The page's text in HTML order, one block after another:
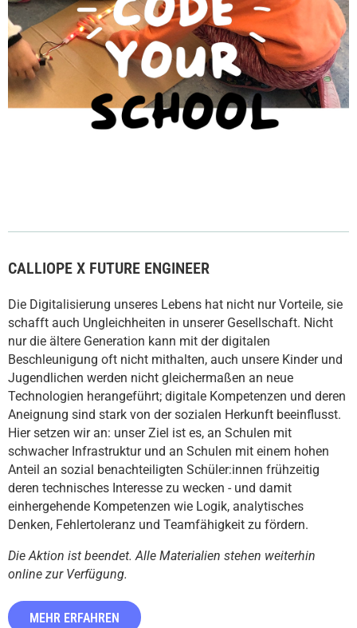
CALLIOPE X FUTURE ENGINEER
Die Digitalisierung unseres Lebens hat nicht nur Vorteile, sie
schafft auch Ungleichheiten in unserer Gesellschaft. Nicht
nur die ältere Generation kann mit der digitalen
Beschleunigung oft nicht mithalten, auch unsere Kinder und
Jugendlichen werden nicht gleichermaßen an neue
Technologien herangeführt; digitale Kompetenzen und deren
Aneignung sind stark von der sozialen Herkunft beeinflusst.
Hier setzen wir an: unser Ziel ist es, an Schulen mit
schwacher Infrastruktur und an Schulen mit einem hohen
Anteil an sozial benachteiligten Schüler:innen frühzeitig
deren technisches Interesse zu wecken - und damit
einhergehende Kompetenzen wie Logik, analytisches
Denken, Fehlertoleranz und Teamfähigkeit zu fördern.
Die Aktion ist beendet. Alle Materialien stehen weiterhin
online zur Verfügung.
MEHR ERFAHREN